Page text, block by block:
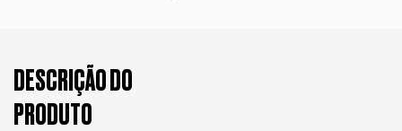
DESCRIÇÃO DO
PRODUTO